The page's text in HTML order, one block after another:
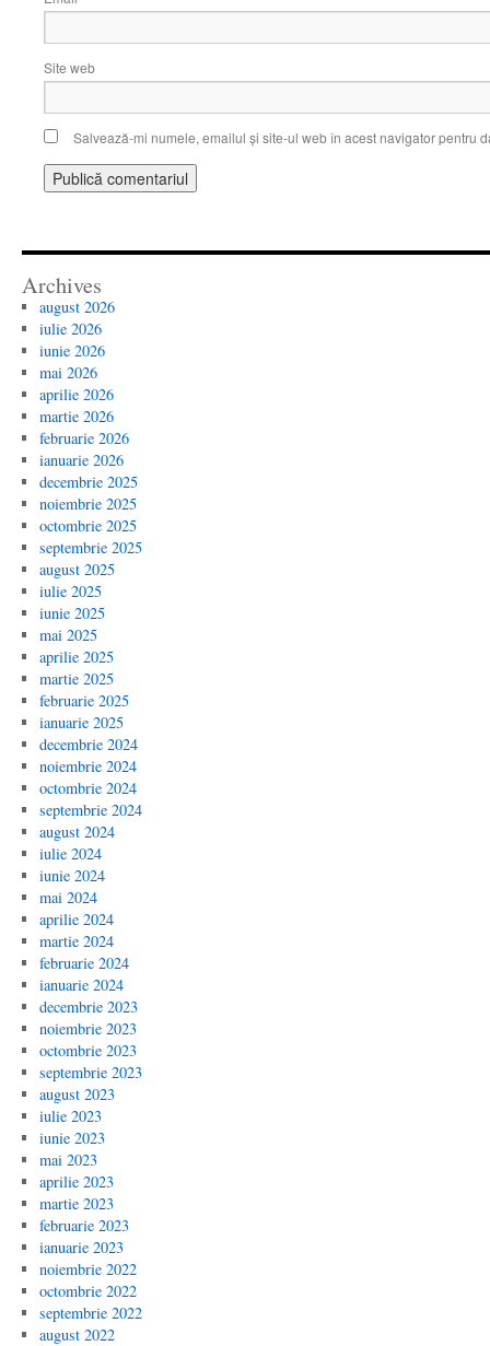
Site web
Salvează-mi numele, emailul și site-ul web în acest navigator pentru
Archives
august 2026
iulie 2026
iunie 2026
mai 2026
aprilie 2026
martie 2026
februarie 2026
ianuarie 2026
decembrie 2025
noiembrie 2025
octombrie 2025
septembrie 2025
august 2025
iulie 2025
iunie 2025
mai 2025
aprilie 2025
martie 2025
februarie 2025
ianuarie 2025
decembrie 2024
noiembrie 2024
octombrie 2024
septembrie 2024
august 2024
iulie 2024
iunie 2024
mai 2024
aprilie 2024
martie 2024
februarie 2024
ianuarie 2024
decembrie 2023
noiembrie 2023
octombrie 2023
septembrie 2023
august 2023
iulie 2023
iunie 2023
mai 2023
aprilie 2023
martie 2023
februarie 2023
ianuarie 2023
noiembrie 2022
octombrie 2022
septembrie 2022
august 2022